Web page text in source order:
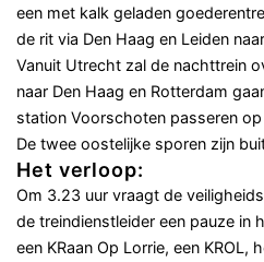
een met kalk geladen
de rit via Den Haag en Leiden
Vanuit Utrecht zal de nachttrein
naar Den Haag en Rotterdam
station Voorschoten passeren
De twee oostelijke sporen zijn
Het verloop:
Om 3.23 uur vraagt de
de treindienstleider een pauze in
een KRaan Op Lorrie, een KROL,